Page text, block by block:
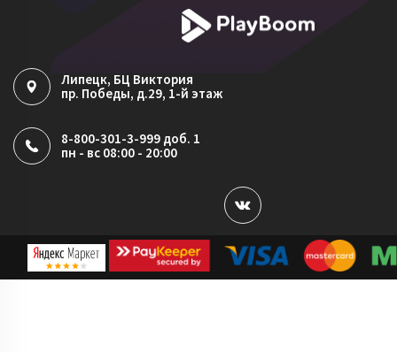
Политика обработки файлов cookie
Липецк, БЦ Виктория
пр. Победы, д.29, 1-й этаж
8-800-301-3-999 доб. 1
пн - вс 08:00 - 20:00